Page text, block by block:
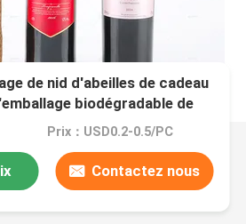
de nid d'abeilles de cadeau
biodégradable de
de cosmétiques
Prix：USD0.2-0.5/PC
Contactez nous